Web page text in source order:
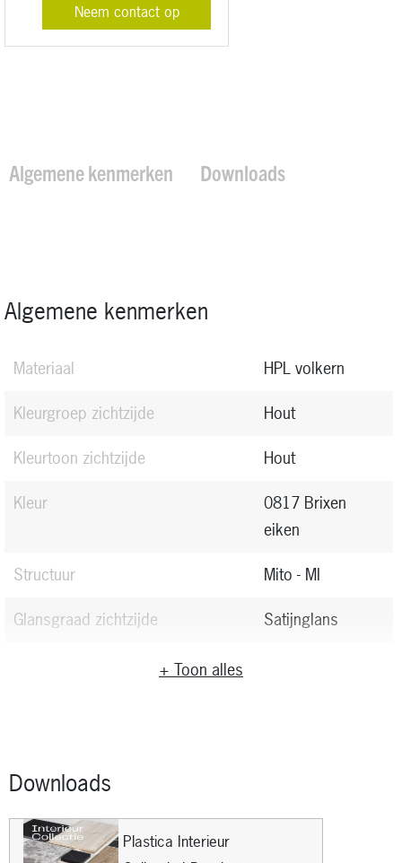
Neem contact op
Algemene kenmerken Downloads
Algemene kenmerken
Materiaal
HPL volkern
Kleurgroep zichtzijde
Hout
Kleurtoon zichtzijde
Hout
Kleur
0817 Brixen
eiken
Structuur
Mito - MI
Glansgraad zichtzijde
Satijnglans
Breedte(mm)
Type
+ Toon alles
Downloads
Plastica Interieur